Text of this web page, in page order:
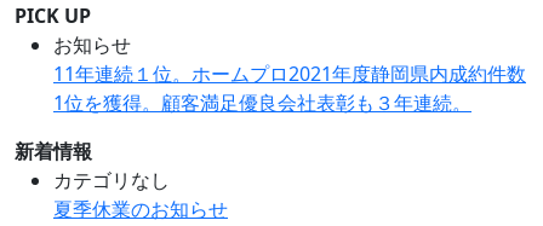
PICK UP
お知らせ
11年連続１位。ホームプロ2021年度静岡県内成約件数
1位を獲得。顧客満足優良会社表彰も３年連続。
新着情報
カテゴリなし
夏季休業のお知らせ